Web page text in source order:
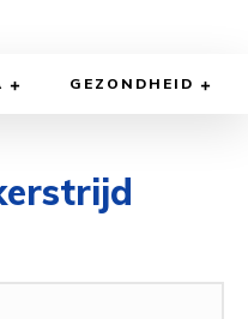
GEZONDHEID